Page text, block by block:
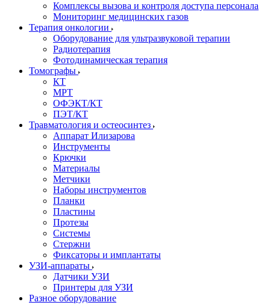
Комплексы вызова и контроля доступа персонала
Мониторинг медицинских газов
Терапия онкологии
Оборудование для ультразвуковой терапии
Радиотерапия
Фотодинамическая терапия
Томографы
КТ
МРТ
ОФЭКТ/КТ
ПЭТ/КТ
Травматология и остеосинтез
Аппарат Илизарова
Инструменты
Крючки
Материалы
Метчики
Наборы инструментов
Планки
Пластины
Протезы
Системы
Стержни
Фиксаторы и имплантаты
УЗИ-аппараты
Датчики УЗИ
Принтеры для УЗИ
Разное оборудование